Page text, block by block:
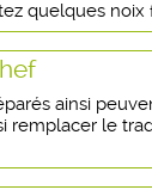
quelques noix
ainsi
remplacer le